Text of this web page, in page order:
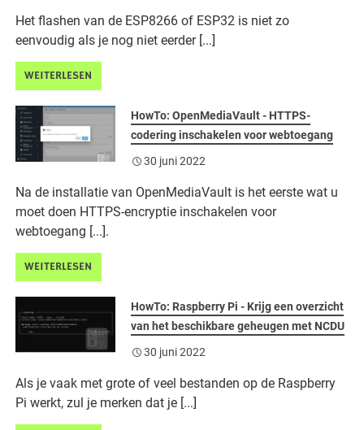
Het flashen van de ESP8266 of ESP32 is niet zo
eenvoudig als je nog niet eerder [...]
WEITERLESEN
HowTo: OpenMediaVault - HTTPS-
codering inschakelen voor webtoegang
30 juni 2022
Na de installatie van OpenMediaVault is het eerste wat u
moet doen HTTPS-encryptie inschakelen voor
webtoegang [...].
WEITERLESEN
HowTo: Raspberry Pi - Krijg een overzicht
van het beschikbare geheugen met NCDU
30 juni 2022
Als je vaak met grote of veel bestanden op de Raspberry
Pi werkt, zul je merken dat je [...]